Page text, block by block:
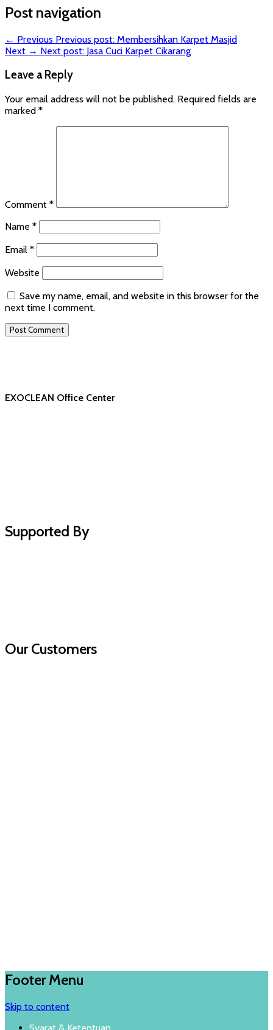
Post navigation
← Previous Previous post: Membersihkan Karpet Masjid
Next → Next post: Jasa Cuci Karpet Cikarang
Leave a Reply
Your email address will not be published. Required fields are
marked *
Comment *
Name *
Email *
Website
Save my name, email, and website in this browser for the
next time I comment.
EXOCLEAN Office Center
Supported By
Our Customers
Footer Menu
Skip to content